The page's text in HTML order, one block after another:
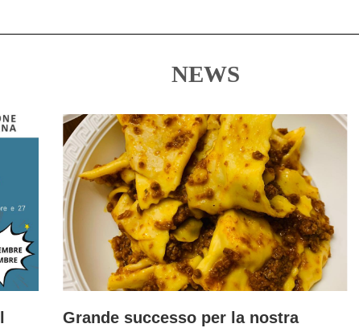
NEWS
Grande successo per la nostra